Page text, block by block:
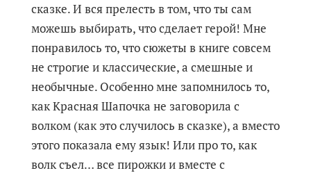
сказке. И вся прелесть в том, что ты сам
можешь выбирать, что сделает герой! Мне
понравилось то, что сюжеты в книге совсем
не строгие и классические, а смешные и
необычные. Особенно мне запомнилось то,
как Красная Шапочка не заговорила с
волком (как это случилось в сказке), а вместо
этого показала ему язык! Или про то, как
волк съел… все пирожки и вместе с